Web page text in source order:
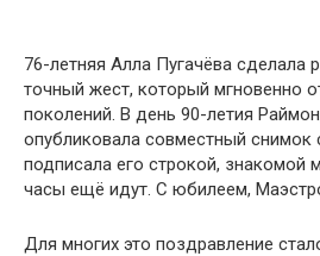
76-летняя Алла Пугачёва сделала
точный жест, который мгновенно
поколений. В день 90-летия
опубликовала совместный снимок
подписала его строкой, знакомой
часы ещё идут. С юбилеем,
Для многих это поздравление